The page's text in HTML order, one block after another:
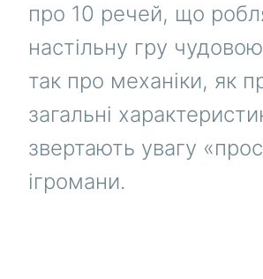
про 10 речей, що
настільну гру
так про механіки, як
загальні
звертають увагу
ігромани.